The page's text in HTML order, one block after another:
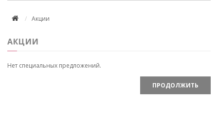
Акции
АКЦИИ
Нет специальных предложений.
ПРОДОЛЖИТЬ